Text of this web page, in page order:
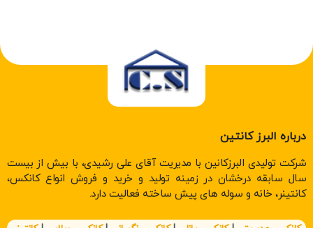
درباره البرز کانتین
شرکت تولیدی البرزکانین با مدیریت آقای علی رشیدی، با بیش از بیست
سال سابقه درخشان در زمینه تولید و خرید و فروش انواع کانکس،
کانتینر، خانه و سوله های پیش ساخته فعالیت دارد.